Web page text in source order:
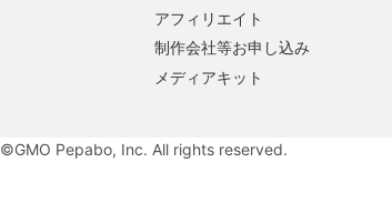
アフィリエイト
制作会社等お申し込み
メディアキット
©GMO Pepabo, Inc. All rights reserved.